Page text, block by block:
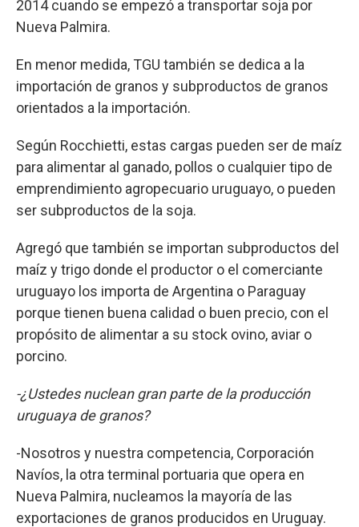
2014 cuando se empezó a transportar soja por
Nueva Palmira.
En menor medida, TGU también se dedica a la
importación de granos y subproductos de granos
orientados a la importación.
Según Rocchietti, estas cargas pueden ser de maíz
para alimentar al ganado, pollos o cualquier tipo de
emprendimiento agropecuario uruguayo, o pueden
ser subproductos de la soja.
Agregó que también se importan subproductos del
maíz y trigo donde el productor o el comerciante
uruguayo los importa de Argentina o Paraguay
porque tienen buena calidad o buen precio, con el
propósito de alimentar a su stock ovino, aviar o
porcino.
-¿Ustedes nuclean gran parte de la producción
uruguaya de granos?
-Nosotros y nuestra competencia, Corporación
Navíos, la otra terminal portuaria que opera en
Nueva Palmira, nucleamos la mayoría de las
exportaciones de granos producidos en Uruguay.